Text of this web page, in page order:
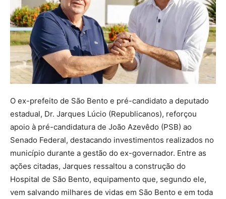
O ex-prefeito de São Bento e pré-candidato a deputado
estadual, Dr. Jarques Lúcio (Republicanos), reforçou
apoio à pré-candidatura de João Azevêdo (PSB) ao
Senado Federal, destacando investimentos realizados no
município durante a gestão do ex-governador. Entre as
ações citadas, Jarques ressaltou a construção do
Hospital de São Bento, equipamento que, segundo ele,
vem salvando milhares de vidas em São Bento e em toda